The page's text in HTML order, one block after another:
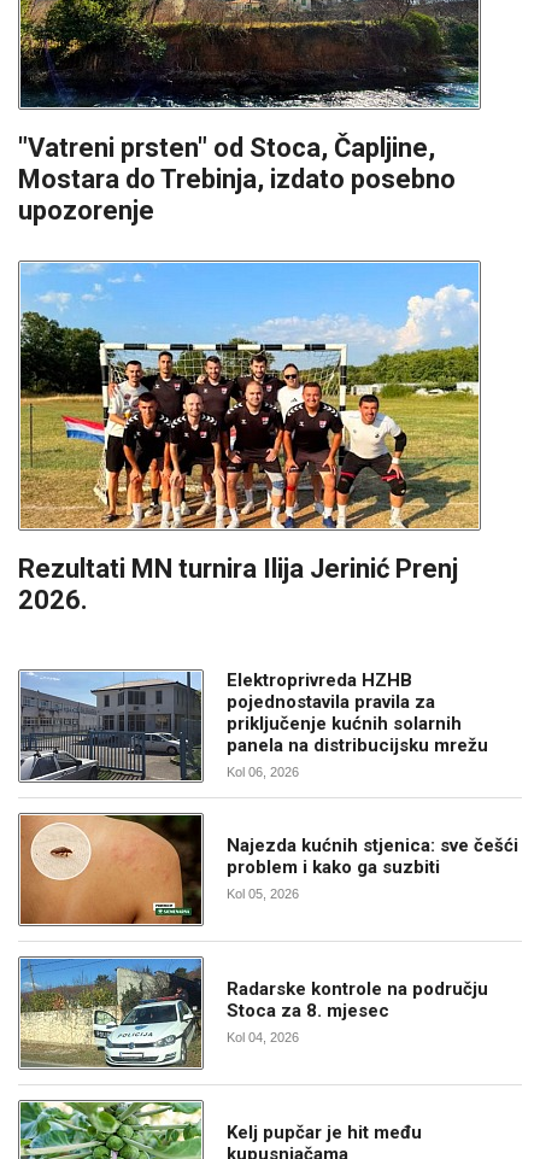
"Vatreni prsten" od Stoca, Čapljine,
Mostara do Trebinja, izdato posebno
upozorenje
Rezultati MN turnira Ilija Jerinić Prenj
2026.
Elektroprivreda HZHB
pojednostavila pravila za
priključenje kućnih solarnih
panela na distribucijsku mrežu
Kol 06, 2026
Najezda kućnih stjenica: sve češći
problem i kako ga suzbiti
Kol 05, 2026
Radarske kontrole na području
Stoca za 8. mjesec
Kol 04, 2026
Kelj pupčar je hit među
kupusnjačama